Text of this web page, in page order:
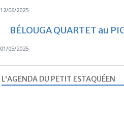
12/06/2025
BÉLOUGA QUARTET au
01/05/2025
L'AGENDA DU PETIT ESTAQUÉEN